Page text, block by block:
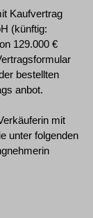
Kaufvertrag
(künftig:
129.000 €
bestellten
anbot.
mit
unter folgenden